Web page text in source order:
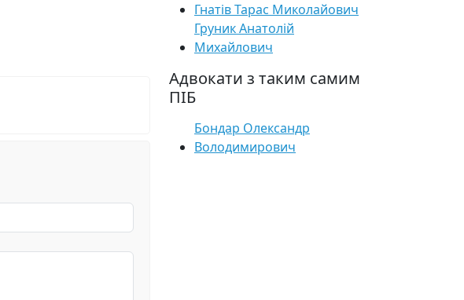
Гнатів Тарас Миколайович
Груник Анатолій
Михайлович
Адвокати з таким самим
ПІБ
Бондар Олександр
Володимирович